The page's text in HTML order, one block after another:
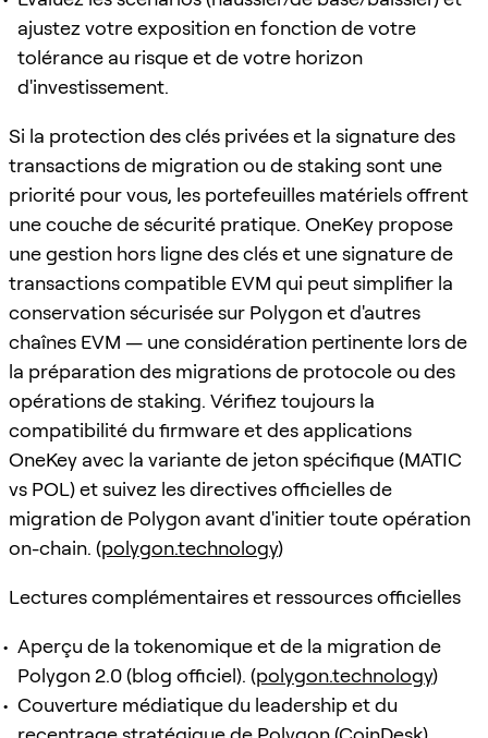
ajustez votre exposition en fonction de votre
tolérance au risque et de votre horizon
d'investissement.
Si la protection des clés privées et la signature des
transactions de migration ou de staking sont une
priorité pour vous, les portefeuilles matériels offrent
une couche de sécurité pratique. OneKey propose
une gestion hors ligne des clés et une signature de
transactions compatible EVM qui peut simplifier la
conservation sécurisée sur Polygon et d'autres
chaînes EVM — une considération pertinente lors de
la préparation des migrations de protocole ou des
opérations de staking. Vérifiez toujours la
compatibilité du firmware et des applications
OneKey avec la variante de jeton spécifique (MATIC
vs POL) et suivez les directives officielles de
migration de Polygon avant d'initier toute opération
on-chain. (polygon.technology)
Lectures complémentaires et ressources officielles
Aperçu de la tokenomique et de la migration de
Polygon 2.0 (blog officiel). (polygon.technology)
Couverture médiatique du leadership et du